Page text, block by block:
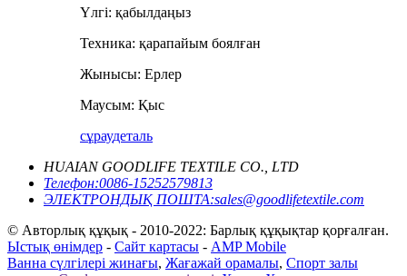
Үлгі: қабылдаңыз
Техника: қарапайым боялған
Жынысы: Ерлер
Маусым: Қыс
сұраудеталь
HUAIAN GOODLIFE TEXTILE CO., LTD
Телефон:0086-15252579813
ЭЛЕКТРОНДЫҚ ПОШТА:sales@goodlifetextile.com
© Авторлық құқық - 2010-2022: Барлық құқықтар қорғалған.
Ыстық өнімдер - Сайт картасы - AMP Mobile
Ванна сүлгілері жинағы, Жағажай орамалы, Спорт залы